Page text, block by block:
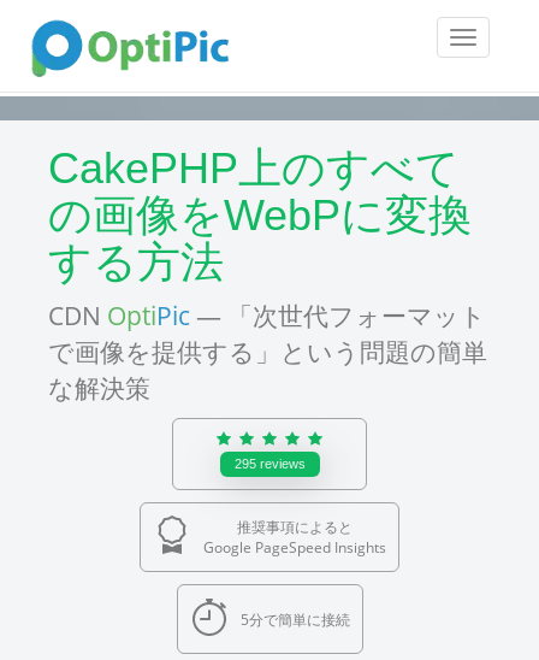
Toggle
CakePHP上のすべて
の画像をWebPに変換
する方法
CDN OptiPic — 「次世代フォーマット
で画像を提供する」という問題の簡単
な解決策
295 reviews
推奨事項によると
Google PageSpeed Insights
5分で簡単に接続